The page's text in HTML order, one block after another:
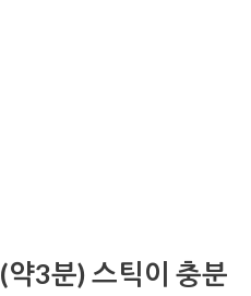
3분) 스틱이 충분